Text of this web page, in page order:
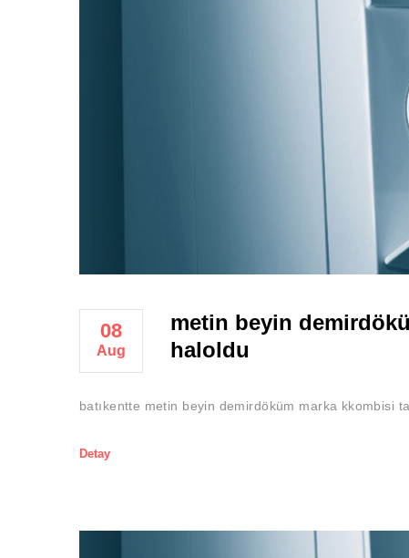
08
Aug
metin beyin
haloldu
batıkentte metin beyin demirdöküm marka kkombisi
Detay